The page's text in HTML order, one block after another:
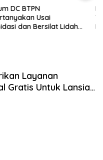
Metro Jaya Pulangkan
WNI Korban TPPO dari
Layanan
Gratis Untuk Lansia,